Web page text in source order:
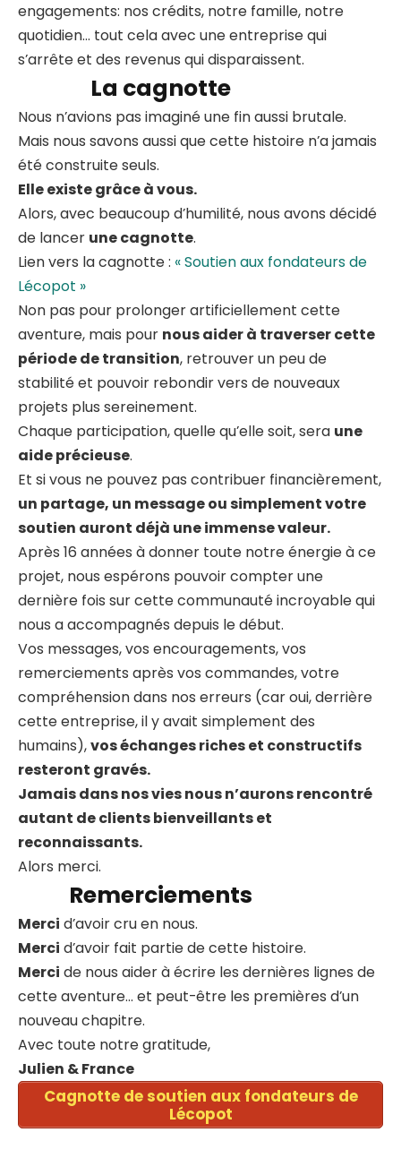
engagements: nos crédits, notre famille, notre
quotidien… tout cela avec une entreprise qui
s’arrête et des revenus qui disparaissent.
La cagnotte
Nous n’avions pas imaginé une fin aussi brutale.
Mais nous savons aussi que cette histoire n’a jamais
été construite seuls.
Elle existe grâce à vous.
Alors, avec beaucoup d’humilité, nous avons décidé
de lancer une cagnotte.
Lien vers la cagnotte : « Soutien aux fondateurs de
Lécopot »
Non pas pour prolonger artificiellement cette
aventure, mais pour nous aider à traverser cette
période de transition, retrouver un peu de
stabilité et pouvoir rebondir vers de nouveaux
projets plus sereinement.
Chaque participation, quelle qu’elle soit, sera une
aide précieuse.
Et si vous ne pouvez pas contribuer financièrement,
un partage, un message ou simplement votre
soutien auront déjà une immense valeur.
Après 16 années à donner toute notre énergie à ce
projet, nous espérons pouvoir compter une
dernière fois sur cette communauté incroyable qui
nous a accompagnés depuis le début.
Vos messages, vos encouragements, vos
remerciements après vos commandes, votre
compréhension dans nos erreurs (car oui, derrière
cette entreprise, il y avait simplement des
humains),vos échanges riches et constructifs
resteront gravés.
Jamais dans nos vies nous n’aurons rencontré
autant de clients bienveillants et
reconnaissants.
Alors merci.
Remerciements
Merci d’avoir cru en nous.
Merci d’avoir fait partie de cette histoire.
Merci de nous aider à écrire les dernières lignes de
cette aventure… et peut-être les premières d’un
nouveau chapitre.
Avec toute notre gratitude,
Julien & France
Cagnotte de soutien aux fondateurs de
Lécopot